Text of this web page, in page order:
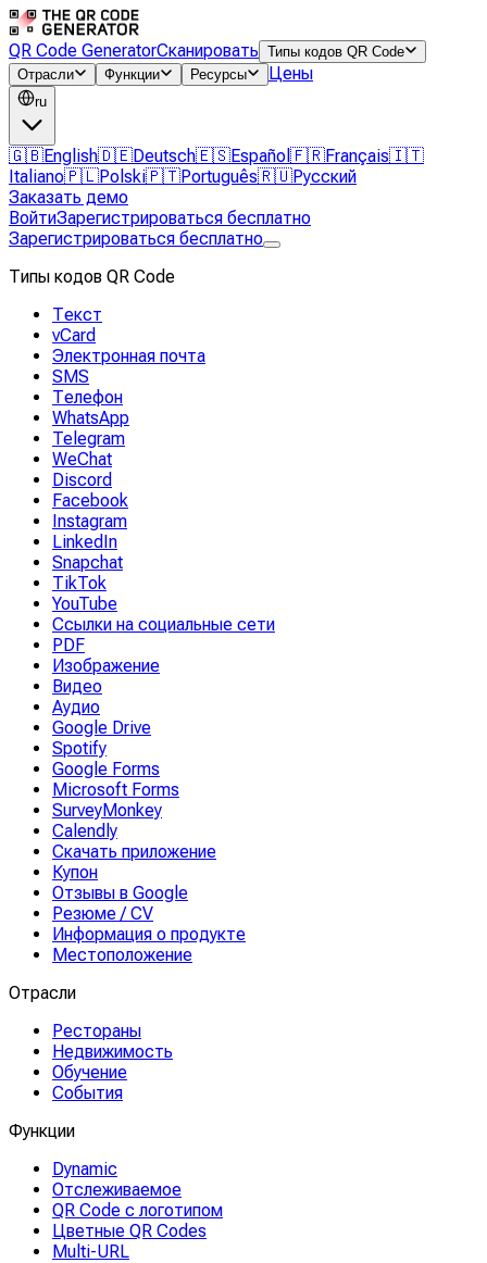
QR Code GeneratorСканировать Типы кодов QR Code
Отрасли
Функции Ресурсы Цены
ru
🇬🇧English🇩🇪Deutsch🇪🇸Español 🇫🇷Français🇮🇹
Italiano🇵🇱Polski🇵🇹Português🇷🇺Русский
Заказать демо
ВойтиЗарегистрироваться бесплатно
Зарегистрироваться бесплатно
Типы кодов QR Code
Текст
vCard
Электронная почта
SMS
Телефон
WhatsApp
Telegram
WeChat
Discord
Facebook
Instagram
LinkedIn
Snapchat
TikTok
YouTube
Ссылки на социальные сети
PDF
Изображение
Видео
Аудио
Google Drive
Spotify
Google Forms
Microsoft Forms
SurveyMonkey
Calendly
Скачать приложение
Купон
Отзывы в Google
Резюме / CV
Информация о продукте
Местоположение
Отрасли
Рестораны
Недвижимость
Обучение
События
Функции
Dynamic
Отслеживаемое
QR Code с логотипом
Цветные QR Codes
Multi-URL